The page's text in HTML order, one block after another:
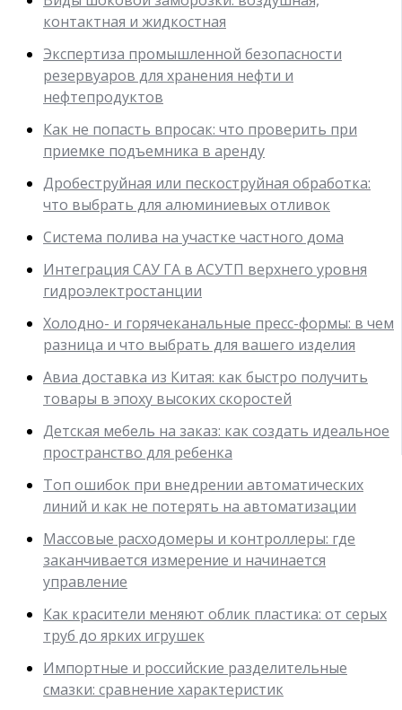
контактная и жидкостная
Экспертиза промышленной безопасности
резервуаров для хранения нефти и
нефтепродуктов
Как не попасть впросак: что проверить при
приемке подъемника в аренду
Дробеструйная или пескоструйная обработка:
что выбрать для алюминиевых отливок
Система полива на участке частного дома
Интеграция САУ ГА в АСУТП верхнего уровня
гидроэлектростанции
Холодно- и горячеканальные пресс-формы: в чем
разница и что выбрать для вашего изделия
Авиа доставка из Китая: как быстро получить
товары в эпоху высоких скоростей
Детская мебель на заказ: как создать идеальное
пространство для ребенка
Топ ошибок при внедрении автоматических
линий и как не потерять на автоматизации
Массовые расходомеры и контроллеры: где
заканчивается измерение и начинается
управление
Как красители меняют облик пластика: от серых
труб до ярких игрушек
Импортные и российские разделительные
смазки: сравнение характеристик